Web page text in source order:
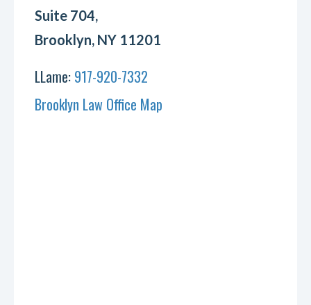
Suite 704,
Brooklyn, NY 11201
LLame: 917-920-7332
Brooklyn Law Office Map